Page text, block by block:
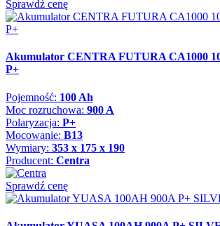
Sprawdź cenę
Akumulator CENTRA FUTURA CA1000
P+
Pojemność: 100 Ah
Moc rozruchowa: 900 A
Polaryzacja: P+
Mocowanie: B13
Wymiary: 353 x 175 x 190
Producent: Centra
Sprawdź cenę